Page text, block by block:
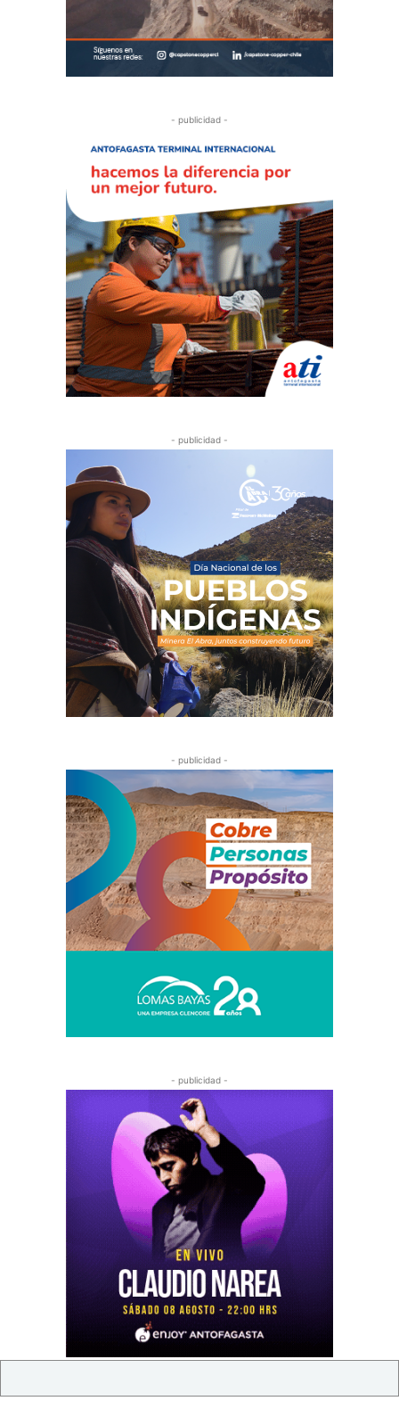
- publicidad -
- publicidad -
- publicidad -
- publicidad -